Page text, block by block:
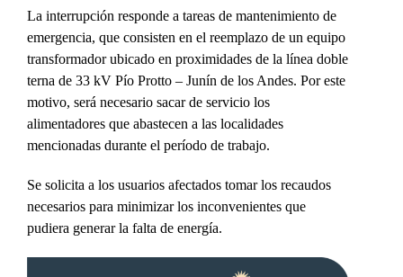
La interrupción responde a tareas de mantenimiento de
emergencia, que consisten en el reemplazo de un equipo
transformador ubicado en proximidades de la línea doble
terna de 33 kV Pío Protto – Junín de los Andes. Por este
motivo, será necesario sacar de servicio los
alimentadores que abastecen a las localidades
mencionadas durante el período de trabajo.
Se solicita a los usuarios afectados tomar los recaudos
necesarios para minimizar los inconvenientes que
pudiera generar la falta de energía.